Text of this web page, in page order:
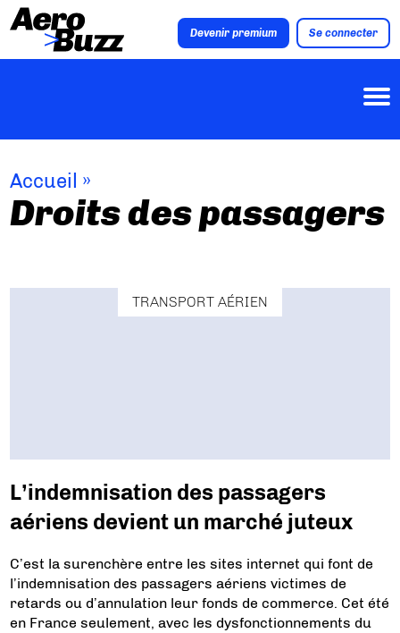
Devenir premium Se connecter
Accueil »
Droits des passagers
TRANSPORT AÉRIEN
L’indemnisation des passagers
aériens devient un marché juteux
C’est la surenchère entre les sites internet qui font de
l’indemnisation des passagers aériens victimes de
retards ou d’annulation leur fonds de commerce. Cet été
en France seulement, avec les dysfonctionnements du